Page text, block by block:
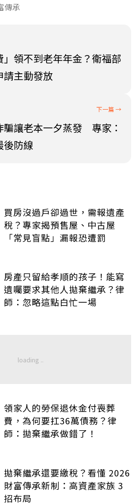
傳承
」領不到老年年金？衛福部
請主動發放
騙讓老本一夕蒸發 專家：
後防線
買房沒過戶卻過世，需報遺產
稅？專家揭預售屋、中古屋
「常見盲點」漏報恐遭罰
房產只留給孝順的孩子！能寫
遺囑要求其他人拋棄繼承？律
師：忽略這點白忙一場
領家人的勞保退休金付喪葬
費，為何要扛36萬債務？律
師：拋棄繼承做錯了！
拋棄繼承還要繳稅？看懂 2026
財富傳承新制：高資產家族 3
招布局